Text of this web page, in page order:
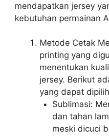
mendapatkan jersey
kebutuhan permainan
Metode Cetak
printing yang
menentukan
jersey. Berikut
yang dapat
Sublimasi:
dan tahan
meski dicuci